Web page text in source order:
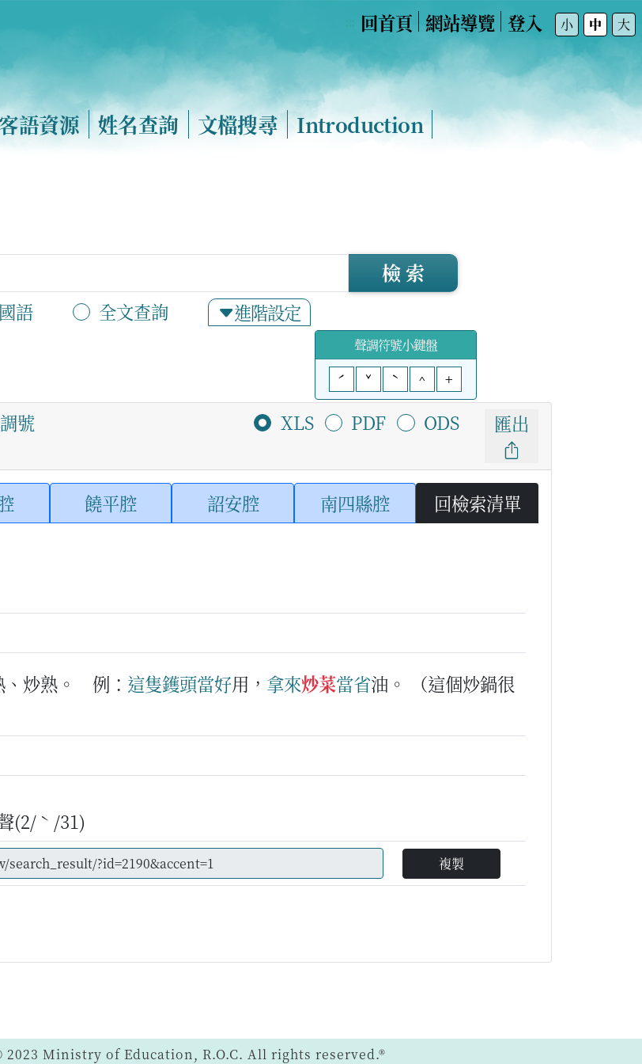
回首頁 網站導覽 登入 小 中 大
客語資源 姓名查詢 文檔搜尋 Introduction
語 全文查詢 進階設定
檢 索
聲調符號小鍵盤
ˊ
ˇ ˋ ^ +
調號 XLS PDF ODS 匯出
饒平腔 詔安腔 南四縣腔 回檢索清單
炒熟。 例： 這隻鑊頭當好用， 拿來炒菜當省油。
（這個炒鍋很
(2/ˋ/31)
複製
© 2023 Ministry of Education, R.O.C. All rights reserved.®